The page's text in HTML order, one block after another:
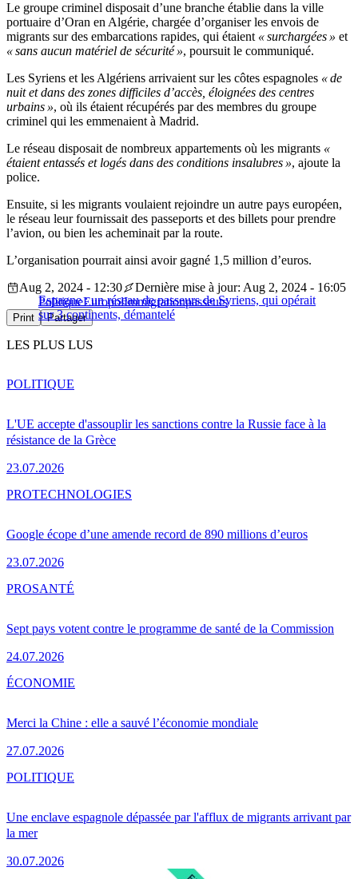
Le groupe criminel disposait d’une branche établie dans la ville
portuaire d’Oran en Algérie, chargée d’organiser les envois de
migrants sur des embarcations rapides, qui étaient « surchargées » et
« sans aucun matériel de sécurité », poursuit le communiqué.
Les Syriens et les Algériens arrivaient sur les côtes espagnoles « de
nuit et dans des zones difficiles d’accès, éloignées des centres
urbains », où ils étaient récupérés par des membres du groupe
criminel qui les emmenaient à Madrid.
Le réseau disposait de nombreux appartements où les migrants «
étaient entassés et logés dans des conditions insalubres », ajoute la
police.
Ensuite, si les migrants voulaient rejoindre un autre pays européen,
le réseau leur fournissait des passeports et des billets pour prendre
l’avion, ou bien les acheminait par la route.
L’organisation pourrait ainsi avoir gagné 1,5 million d’euros.
Espagne : un réseau de passeurs de Syriens, qui opérait
sur 3 continents, démantelé
Aug 2, 2024 - 12:30
Dernière mise à jour: Aug 2, 2024 - 16:05
PolitiqueEuropolImmigrationpasseurs
Print Partager
LES PLUS LUS
L'UE accepte d'assouplir les sanctions contre la Russie face à la
résistance de la Grèce
23.07.2026
POLITIQUE
Google écope d’une amende record de 890 millions d’euros
23.07.2026
PROTECHNOLOGIES
Sept pays votent contre le programme de santé de la Commission
24.07.2026
PROSANTÉ
Merci la Chine : elle a sauvé l’économie mondiale
27.07.2026
ÉCONOMIE
Une enclave espagnole dépassée par l'afflux de migrants arrivant par
la mer
30.07.2026
POLITIQUE